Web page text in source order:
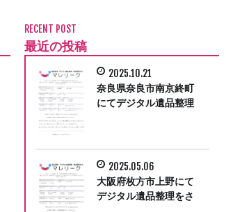
RECENT POST
最近の投稿
2025.10.21
奈良県奈良市南京終町
にてデジタル遺品整理
2025.05.06
大阪府枚方市上野にて
デジタル遺品整理をさ